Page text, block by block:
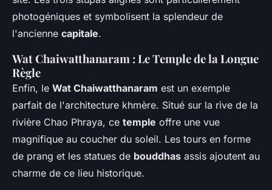
photogéniques et symbolisent la splendeur de
l'ancienne capitale.
Wat Chaiwatthanaram : Le Temple de la Longue
Règle
Enfin, le Wat Chaiwatthanaram est un exemple
parfait de l'architecture khmère. Situé sur la rive de la
rivière Chao Phraya, ce temple offre une vue
magnifique au coucher du soleil. Les tours en forme
de prang et les statues de bouddhas assis ajoutent au
charme de ce lieu historique.